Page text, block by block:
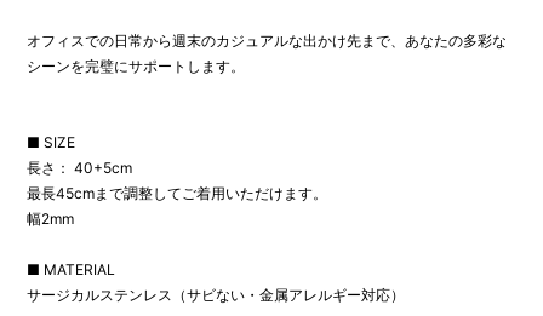
オフィスでの日常から週末のカジュアルな出かけ先まで、あなたの多彩な
シーンを完璧にサポートします。
■ SIZE
長さ： 40+5cm
最長45cmまで調整してご着用いただけます。
幅2mm
■ MATERIAL
サージカルステンレス（サビない・金属アレルギー対応）